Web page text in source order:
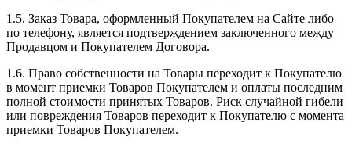
1.5. Заказ Товара, оформленный Покупателем на Сайте либо
по телефону, является подтверждением заключенного между
Продавцом и Покупателем Договора.
1.6. Право собственности на Товары переходит к Покупателю
в момент приемки Товаров Покупателем и оплаты последним
полной стоимости принятых Товаров. Риск случайной гибели
или повреждения Товаров переходит к Покупателю с момента
приемки Товаров Покупателем.